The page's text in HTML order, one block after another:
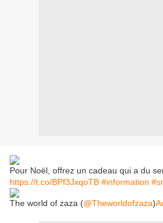
Pour Noël, offrez un cadeau qui a du
https://t.co/BPf3JxqoTB #information
The world of zaza (@Theworldofzaza)